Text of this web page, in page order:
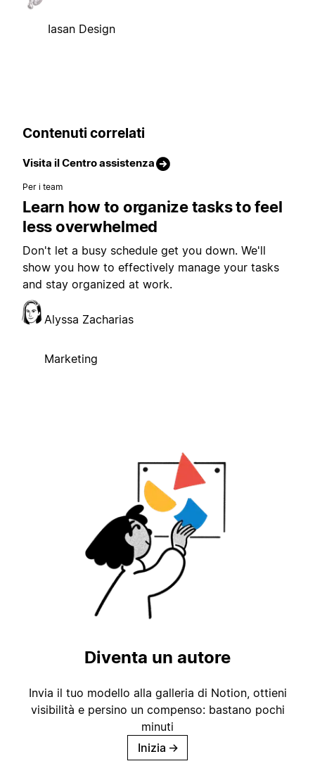
Iasan Design
Contenuti correlati
Visita il Centro assistenza
Per i team
Learn how to organize tasks to feel
less overwhelmed
Don't let a busy schedule get you down. We'll
show you how to effectively manage your tasks
and stay organized at work.
Alyssa Zacharias
Marketing
Diventa un autore
Invia il tuo modello alla galleria di Notion, ottieni
visibilità e persino un compenso: bastano pochi
minuti
Inizia →